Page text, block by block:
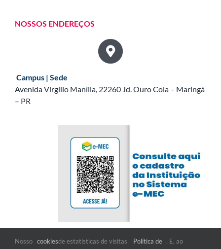
NOSSOS ENDEREÇOS
Campus | Sede
Avenida Virgílio Manília, 22260 Jd. Ouro Cola – Maringá
– PR
FIQUE POR DENTRO
Nosso cookiesde estatísticas de visitas
Política de . E, ao